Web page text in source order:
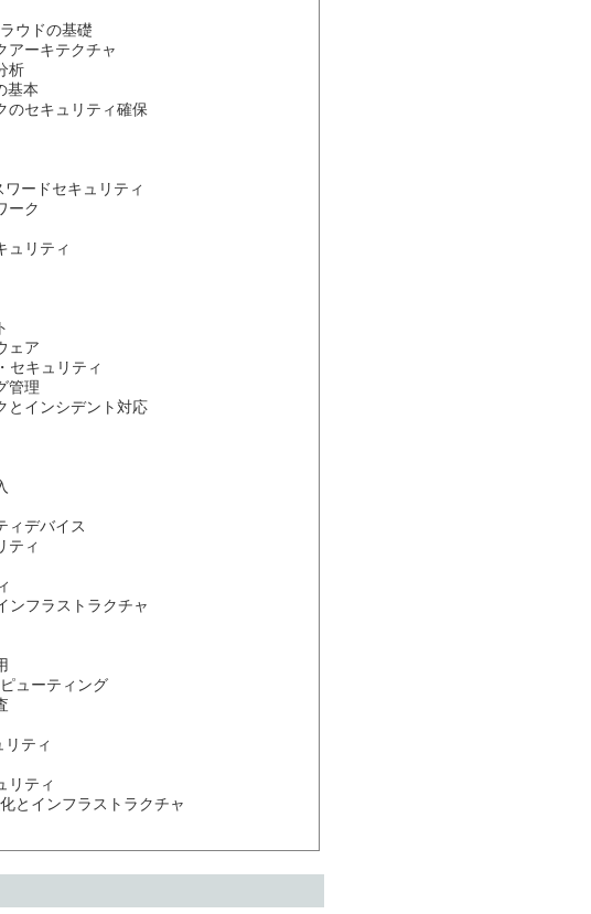
ウドの基礎
ティ